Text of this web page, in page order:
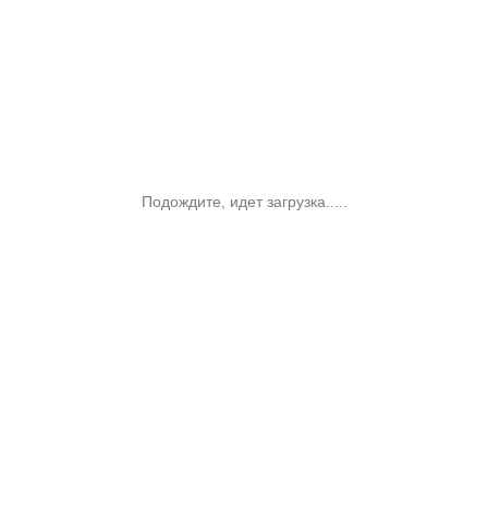
Подождите, идет загрузка.....